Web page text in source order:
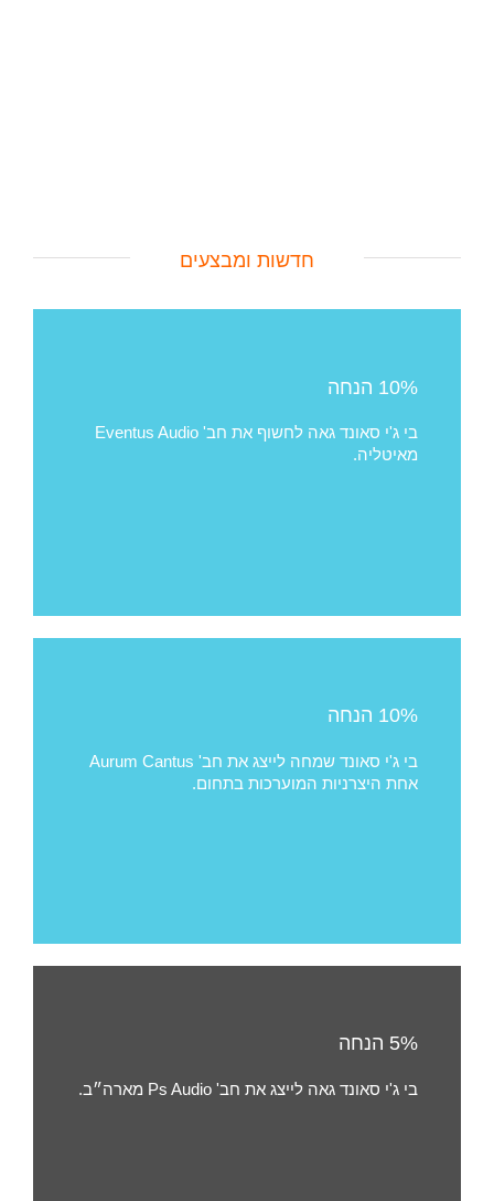
חדשות ומבצעים
10% הנחה
בי ג'י סאונד גאה לחשוף את חב' Eventus Audio
מאיטליה.
10% הנחה
בי ג'י סאונד שמחה לייצג את חב' Aurum Cantus
אחת היצרניות המוערכות בתחום.
5% הנחה
בי ג'י סאונד גאה לייצג את חב' Ps Audio מארה״ב.